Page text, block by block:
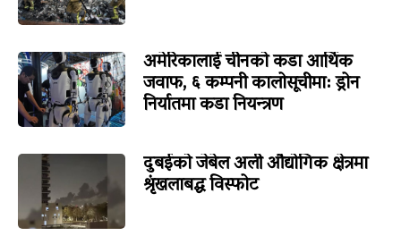
अमेरिकालाई चीनको कडा आर्थिक
जवाफ, ६ कम्पनी कालोसूचीमा: ड्रोन
निर्यातमा कडा नियन्त्रण
दुबईको जेबेल अली औद्योगिक क्षेत्रमा
श्रृंखलाबद्ध विस्फोट